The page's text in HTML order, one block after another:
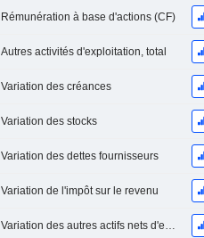
Rémunération à base d'actions (CF)
Autres activités d'exploitation, total
Variation des créances
Variation des stocks
Variation des dettes fournisseurs
Variation de l'impôt sur le revenu
Variation des autres actifs nets d'exploitation